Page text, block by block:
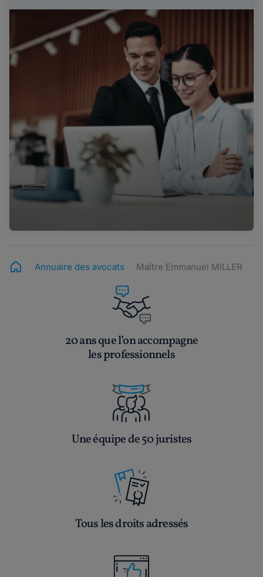
Annuaire des avocats Maître Emmanuel MILLER
20 ans que l’on accompagne
les professionnels
Une équipe de 50 juristes
Tous les droits adressés